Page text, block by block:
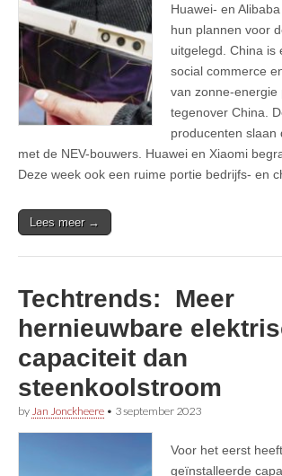
Huawei- en
hun plannen voor
uitgelegd. China is
social commerce
van zonne-energie
tegenover China.
producenten slaan
met de NEV-bouwers. Huawei en Xiaomi
Deze week ook een ruime portie bedrijfs- en
Lees meer →
Techtrends: Meer
hernieuwbare
capaciteit dan
steenkoolstroom
by Jan Jonckheere • 3 september 2023
Voor het eerst
geïnstalleerde